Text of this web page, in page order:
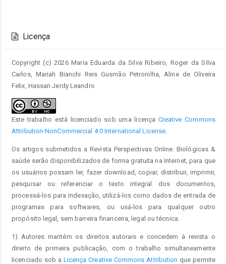
do
artigo
Licença
Copyright (c) 2026 Maria Eduarda da Silva Ribeiro, Roger da Silva
Carlos, Mariah Bianchi Reis Gusmão Petronilha, Aline de Oliveira
Felix, Hassan Jerdy Leandro
Este trabalho está licenciado sob uma licença Creative Commons
Attribution-NonCommercial 4.0 International License
Os artigos submetidos a Revista Perspectivas Online: Biológicas &
saúde serão disponibilizados de forma gratuita na Internet, para que
os usuários possam ler, fazer download, copiar, distribuir, imprimir,
pesquisar ou referenciar o texto integral dos documentos,
processá-los para indexação, utilizá-los como dados de entrada de
programas para softwares, ou usá-los para qualquer outro
propósito legal, sem barreira financeira, legal ou técnica.
1) Autores mantém os direitos autorais e concedem à revista o
direito de primeira publicação, com o trabalho simultaneamente
licenciado sob a Licença Creative Commons Attribution que permite